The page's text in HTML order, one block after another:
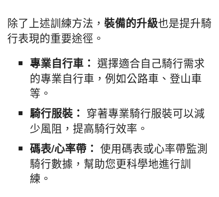
除了上述訓練方法， 裝備的升級也是提升騎
行表現的重要途徑。
專業自行車： 選擇適合自己騎行需求
的專業自行車，例如公路車、登山車
等。
騎行服裝： 穿著專業騎行服裝可以減
少風阻，提高騎行效率。
碼表/心率帶： 使用碼表或心率帶監測
騎行數據，幫助您更科學地進行訓
練。